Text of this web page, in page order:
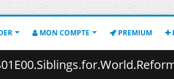
MON COMPTE PREMIUM